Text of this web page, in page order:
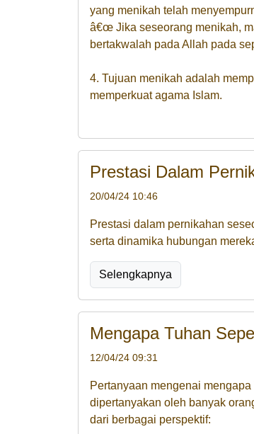
yang menikah telah
â€œ Jika seseorang menikah,
bertakwalah pada Allah pada
4. Tujuan menikah adalah
memperkuat agama Islam.
Prestasi Dalam
20/04/24 10:46
Prestasi dalam pernikahan
serta dinamika hubungan
Selengkapnya
Mengapa Tuhan
12/04/24 09:31
Pertanyaan mengenai
dipertanyakan oleh banyak
dari berbagai perspektif: